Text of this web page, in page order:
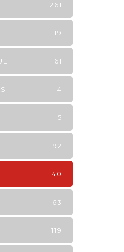
261
19
61
4
5
92
40
63
119